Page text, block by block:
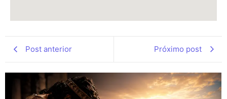
Post anterior Próximo post